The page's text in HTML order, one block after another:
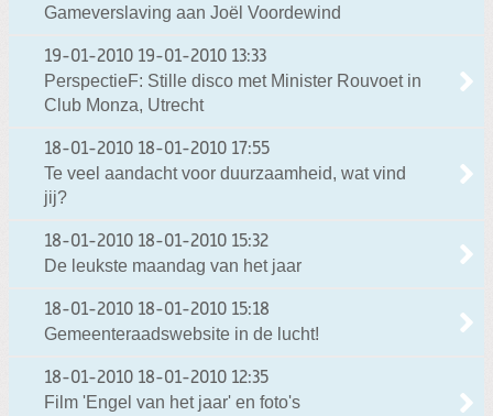
Gameverslaving aan Joël Voordewind
19-01-2010 19-01-2010 13:33
PerspectieF: Stille disco met Minister Rouvoet in
Club Monza, Utrecht
18-01-2010 18-01-2010 17:55
Te veel aandacht voor duurzaamheid, wat vind
jij?
18-01-2010 18-01-2010 15:32
De leukste maandag van het jaar
18-01-2010 18-01-2010 15:18
Gemeenteraadswebsite in de lucht!
18-01-2010 18-01-2010 12:35
Film 'Engel van het jaar' en foto's